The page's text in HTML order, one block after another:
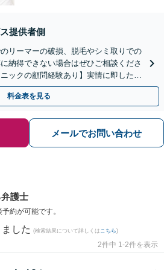
提供者側
リーマーの破損、脱毛やシミ取りでの
納得できない場合はぜひご相談くださ
ックの顧問経験あり】実情に即したア
ブルの解決を目指します。
料金表を見る
メールでお問い合わせ
護士
約が可能です。
した (検索結果について詳しくは こちら)
2件中 1-2件を表示